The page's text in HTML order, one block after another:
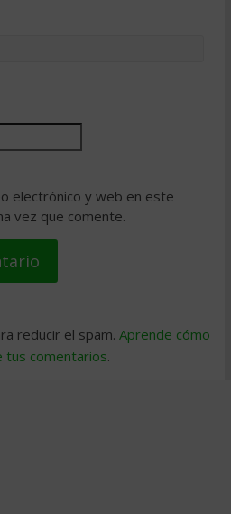
electrónico y web en este
vez que comente.
reducir el spam. Aprende cómo
tus comentarios.